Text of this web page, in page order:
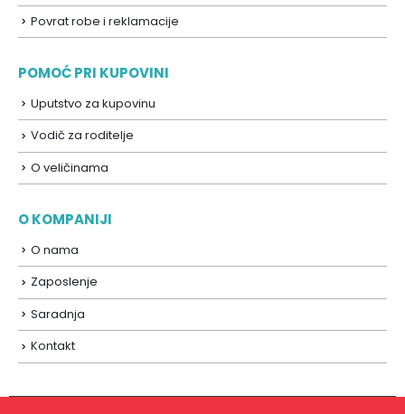
Povrat robe i reklamacije
POMOĆ PRI KUPOVINI
Uputstvo za kupovinu
Vodič za roditelje
O veličinama
O KOMPANIJI
O nama
Zaposlenje
Saradnja
Kontakt